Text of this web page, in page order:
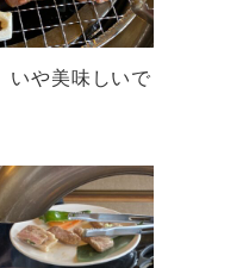
いや美味しいで